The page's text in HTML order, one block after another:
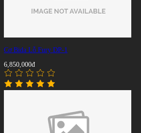
Cơ Bida Lỗ Fury DP-1
6,850,000đ